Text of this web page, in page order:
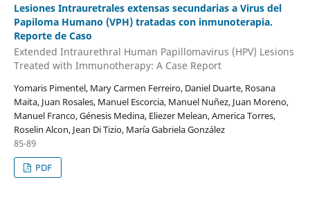
Lesiones Intrauretrales extensas secundarias a Virus del
Papiloma Humano (VPH) tratadas con inmunoterapia.
Reporte de Caso
Extended Intraurethral Human Papillomavirus (HPV) Lesions
Treated with Immunotherapy: A Case Report
Yomaris Pimentel, Mary Carmen Ferreiro, Daniel Duarte, Rosana
Maita, Juan Rosales, Manuel Escorcia, Manuel Nuñez, Juan Moreno,
Manuel Franco, Génesis Medina, Eliezer Melean, America Torres,
Roselin Alcon, Jean Di Tizio, María Gabriela González
85-89
PDF